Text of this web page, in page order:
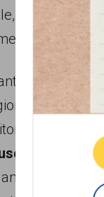
un percorso
ha dichiarato
notare un
dei rom a
neppure
una totale